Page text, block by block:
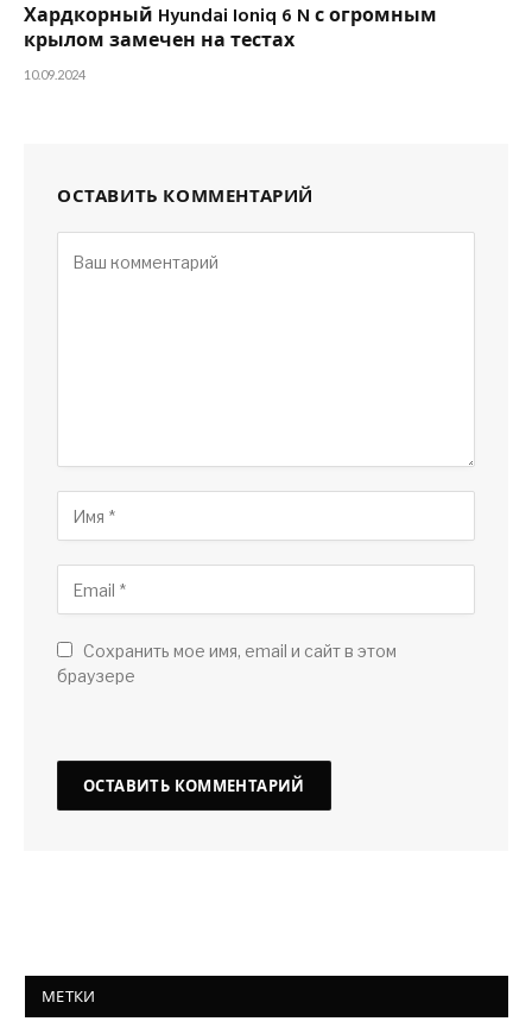
Хардкорный Hyundai Ioniq 6 N с огромным
крылом замечен на тестах
10.09.2024
ОСТАВИТЬ КОММЕНТАРИЙ
Сохранить мое имя, email и сайт в этом
браузере
МЕТКИ